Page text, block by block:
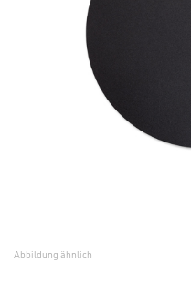
Abbildung ähnlich